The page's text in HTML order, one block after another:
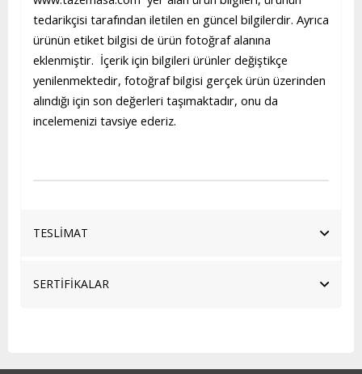
tedarikçisi tarafından iletilen en güncel bilgilerdir. Ayrıca
ürünün etiket bilgisi de ürün fotoğraf alanına
eklenmiştir. İçerik için bilgileri ürünler değiştikçe
yenilenmektedir, fotoğraf bilgisi gerçek ürün üzerinden
alındığı için son değerleri taşımaktadır, onu da
incelemenizi tavsiye ederiz.
TESLİMAT
SERTİFİKALAR